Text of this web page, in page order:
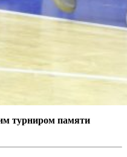
турниром памяти